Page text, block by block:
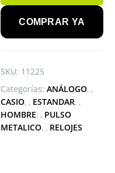
cantidad
COMPRAR YA
SKU: 11225
Categorías: ANÁLOGO ,
CASIO , ESTANDAR ,
HOMBRE , PULSO
METALICO , RELOJES